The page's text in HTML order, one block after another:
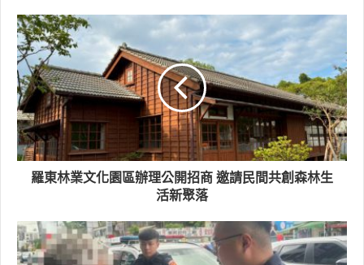
五年前，博愛安寧病房以「安寧學堂不下課」為十周年主
題，開啟一堂關於生命、愛與告別的課。五年後，歷經新
冠肺炎疫情衝擊，這堂課仍持續進行。活動現場不只有追
思與感謝，也有許多重新出發的力量；對許多遺眷而言，
這裡不只是親人曾接受照護的病房，更像是一個能再次被
理解、被接住的溫暖家庭。
羅東林業文化園區辦理公開招商 邀請民間共創森林生
活新聚落